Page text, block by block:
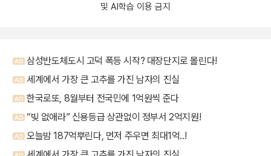
및 AI학습 이용 금지